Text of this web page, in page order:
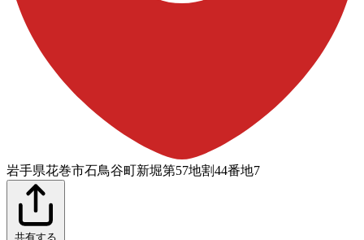
岩手県花巻市石鳥谷町新堀第57地割44番地7
共有する